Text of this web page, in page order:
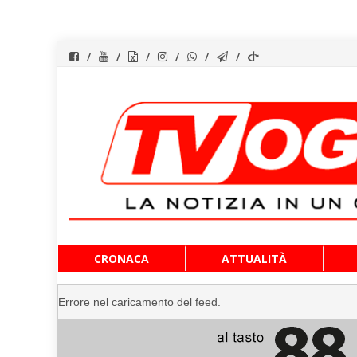
al
contenuto
CRONACA ATTUALITÀ
Errore nel caricamento del feed.